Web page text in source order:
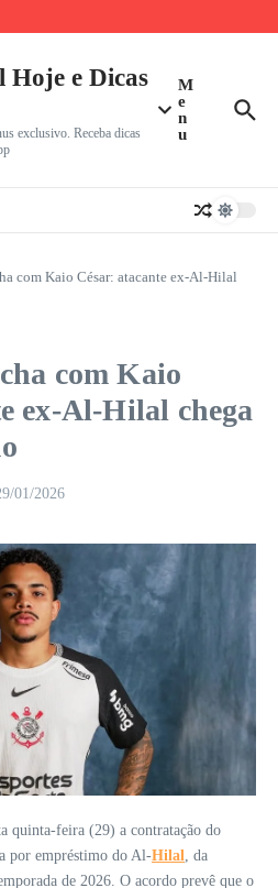
Hoje e Dicas
exclusivo. Receba dicas
M
e
n
u
com Kaio César: atacante ex-Al-Hilal
com Kaio
ex-Al-Hilal chega
01/2026
quinta-feira (29) a contratação do
por empréstimo do Al-Hilal, da
de 2026. O acordo prevê que o